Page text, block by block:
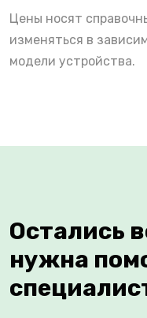
Цены носят
изменяться в
модели устройства.
Остались
нужна